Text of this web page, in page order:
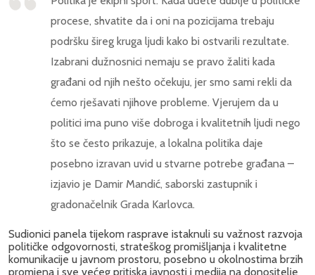
procese, shvatite da i oni na pozicijama trebaju
podršku šireg kruga ljudi kako bi ostvarili rezultate.
Izabrani dužnosnici nemaju se pravo žaliti kada
građani od njih nešto očekuju, jer smo sami rekli da
ćemo rješavati njihove probleme. Vjerujem da u
politici ima puno više dobroga i kvalitetnih ljudi nego
što se često prikazuje, a lokalna politika daje
posebno izravan uvid u stvarne potrebe građana –
izjavio je Damir Mandić, saborski zastupnik i
gradonačelnik Grada Karlovca.
Sudionici panela tijekom rasprave istaknuli su važnost razvoja
političke odgovornosti, strateškog promišljanja i kvalitetne
komunikacije u javnom prostoru, posebno u okolnostima brzih
promjena i sve većeg pritiska javnosti i medija na donositelje